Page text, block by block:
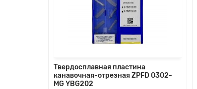
Твердосплавная пластина
канавочная-отрезная ZPFD 0302-
MG YBG202